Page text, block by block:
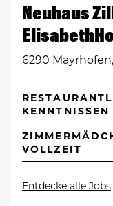
Neuhaus
6290
KENNTNISSEN
VOLLZEIT
Entdecke alle Jobs